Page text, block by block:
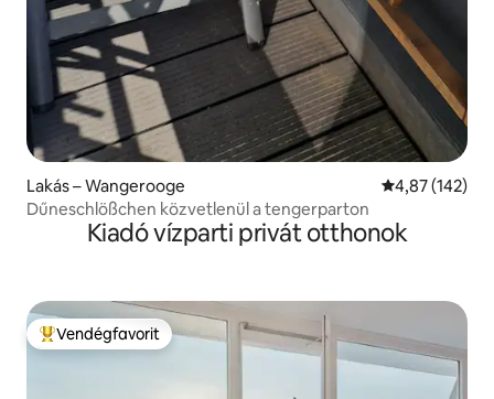
Lakás – Wangerooge Átlagos
4,87 (142)
Dűneschlößchen közvetlenül a tengerparton
Kiadó vízparti privát otthonok
Kiemelt vendégfavorit
Vendégfavorit